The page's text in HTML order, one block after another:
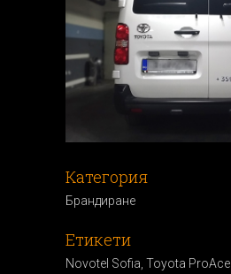
Категория
Брандиранe
Етикети
Novotel Sofia, Toyota ProAce